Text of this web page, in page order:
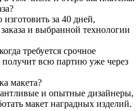
за 40 дней,
и выбранной технологии
требуется срочное
получит всю партию уже через
макета?
и опытные дизайнеры,
макет наградных изделий.